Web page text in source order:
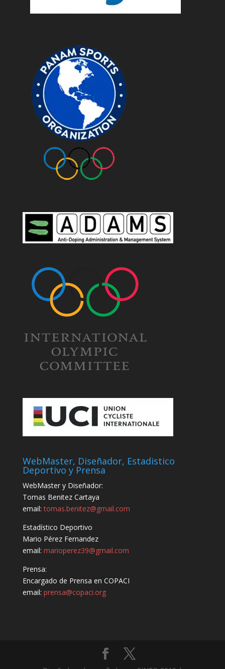
WebMaster, Diseñador, Estadistico
Deportivo y Prensa
WebMaster y Diseñador:
Tomas Benitez Cartaya
email:tomas.benitez@gmail.com
Estadístico Deportivo
Mario Pérez Fernandez
email: marioperez39@gmail.com
Prensa:
Encargado de Prensa en COPACI
email: prensa@copaci.org